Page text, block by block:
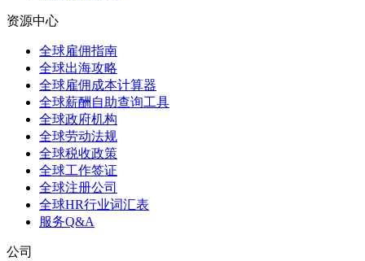
资源中心
全球雇佣指南
全球出海攻略
全球雇佣成本计算器
全球薪酬自助查询工具
全球政府机构
全球劳动法规
全球税收政策
全球工作签证
全球注册公司
全球HR行业词汇表
服务Q&A
公司